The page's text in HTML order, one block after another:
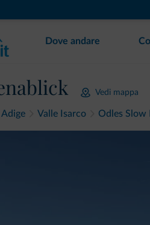
Dove andare
Vedi mappa
Valle Isarco Odles Slow